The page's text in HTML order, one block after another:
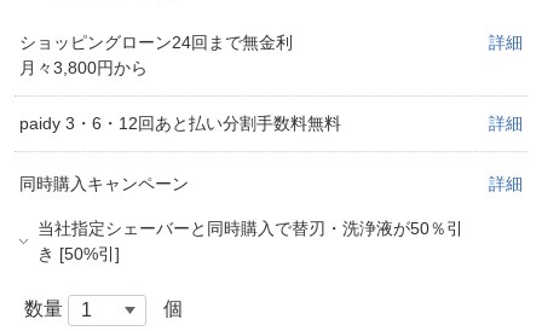
ショッピングローン24回まで無金利
月々3,800円から
詳細
paidy 3・6・12回あと払い分割手数料無料 詳細
同時購入キャンペーン 詳細
当社指定シェーバーと同時購入で替刃・洗浄液が50％引
き [50%引]
数量 個